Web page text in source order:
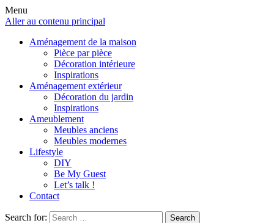
Menu
Aller au contenu principal
Aménagement de la maison
Pièce par pièce
Décoration intérieure
Inspirations
Aménagement extérieur
Décoration du jardin
Inspirations
Ameublement
Meubles anciens
Meubles modernes
Lifestyle
DIY
Be My Guest
Let’s talk !
Contact
Search for: Search